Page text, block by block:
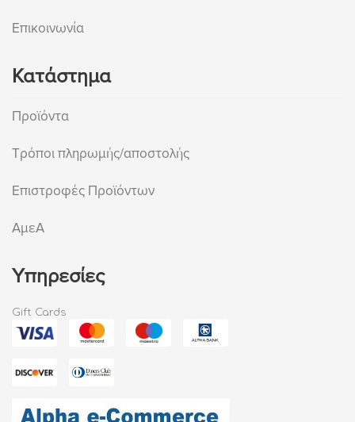
Επικοινωνία
Κατάστημα
Προϊόντα
Τρόποι πληρωμής/αποστολής
Επιστροφές Προϊόντων
ΑμεΑ
Υπηρεσίες
Gift Cards